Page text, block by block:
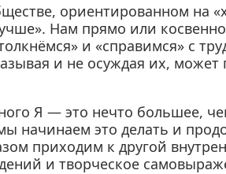
ориентированном на
Нам прямо или
и «справимся» с
и не осуждая их, может
Я — это нечто большее,
начинаем это делать и
приходим к другой
и творческое